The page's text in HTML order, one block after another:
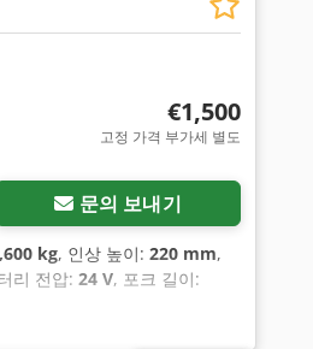
€1,500
고정 가격 부가세 별도
문의 보내기
kg, 인상 높이: 220 mm,
리 전압: 24 V, 포크 길이: